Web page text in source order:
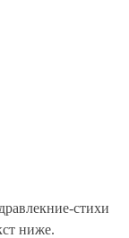
стихи
ниже.